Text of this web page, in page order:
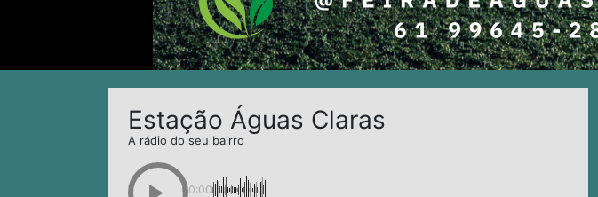
Estação Águas Claras
A rádio do seu bairro
00:00